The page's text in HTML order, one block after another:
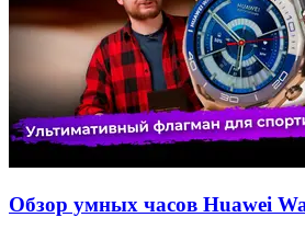
Обзор умных часов Huawei